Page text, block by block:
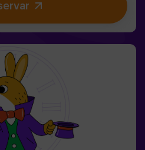
valor para encontrar la caja
a este mundo mágico en su
| familias | fiestas
del equipo son menores o
al menos con 1 adulto,
acompañados de un monitor
Es una sala de
las palabras MODO EASY
pistas adicionales para